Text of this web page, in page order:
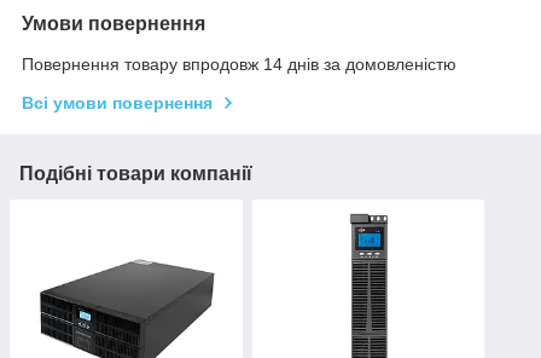
Умови повернення
Повернення товару впродовж 14 днів за домовленістю
Всі умови повернення
Подібні товари компанії